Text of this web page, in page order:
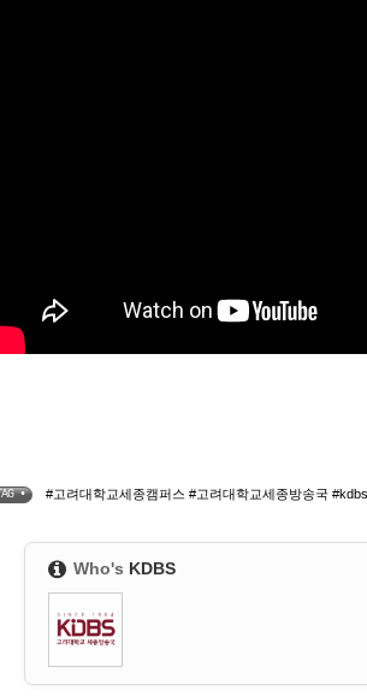
• #고려대학교세종캠퍼스 #고려대학교세종방송국 #kdbs
Who's KDBS